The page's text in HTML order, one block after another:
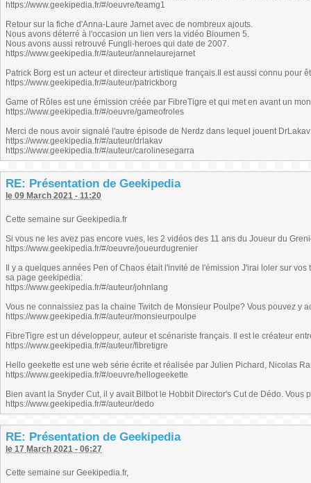
https://www.geekipedia.fr/#/oeuvre/teamg1
Retour sur la fiche d'Anna-Laure Jarnet avec de nombreux ajouts.
Nous avons déterré à l'occasion un lien vers la vidéo Bioumen 5.
Nous avons aussi retrouvé Fungli-heroes qui date de 2007.
https://www.geekipedia.fr/#/auteur/annelaurejarnet
Patrick Borg est un acteur et directeur artistique français.Il est aussi connu pour
https://www.geekipedia.fr/#/auteur/patrickborg
Game of Rôles est une émission créée par FibreTigre et qui met en avant un
https://www.geekipedia.fr/#/oeuvre/gameofroles
Merci de nous avoir signalé l'autre épisode de Nerdz dans lequel jouent
https://www.geekipedia.fr/#/auteur/drlakav
https://www.geekipedia.fr/#/auteur/carolinesegarra
RE: Présentation de Geekipedia
le 09 March 2021 - 11:20
Cette semaine sur Geekipedia.fr
Si vous ne les avez pas encore vues, les 2 vidéos des 11 ans du Joueur du
https://www.geekipedia.fr/#/oeuvre/joueurdugrenier
Il y a quelques années Pen of Chaos était l'invité de l'émission J'irai loler sur
sa page geekipedia:
https://www.geekipedia.fr/#/auteur/johnlang
Vous ne connaissiez pas la chaine Twitch de Monsieur Poulpe? Vous pouvez y
https://www.geekipedia.fr/#/auteur/monsieurpoulpe
FibreTigre est un développeur, auteur et scénariste français. Il est le créateur
https://www.geekipedia.fr/#/auteur/fibretigre
Hello geekette est une web série écrite et réalisée par Julien Pichard, Nicolas
https://www.geekipedia.fr/#/oeuvre/hellogeekette
Bien avant la Snyder Cut, il y avait Bilbot le Hobbit Director's Cut de Dédo. Vous
https://www.geekipedia.fr/#/auteur/dedo
RE: Présentation de Geekipedia
le 17 March 2021 - 06:27
Cette semaine sur Geekipedia.fr,